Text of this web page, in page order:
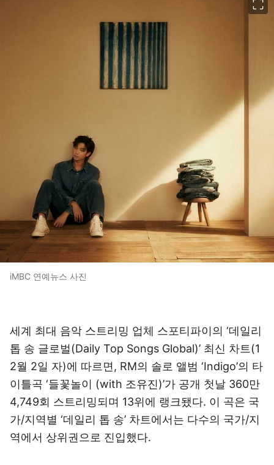
iMBC 연예뉴스 사진
세계 최대 음악 스트리밍 업체 스포티파이의 ‘데일리
톱 송 글로벌(Daily Top Songs Global)’ 최신 차트(1
2월 2일 자)에 따르면, RM의 솔로 앨범 ‘Indigo’의 타
이틀곡 ‘들꽃놀이 (with 조유진)’가 공개 첫날 360만
4,749회 스트리밍되며 13위에 랭크됐다. 이 곡은 국
가/지역별 ‘데일리 톱 송’ 차트에서는 다수의 국가/지
역에서 상위권으로 진입했다.